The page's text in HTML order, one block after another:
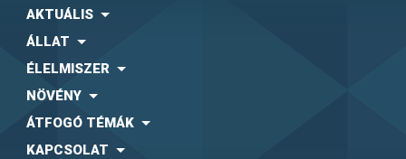
AKTUÁLIS
ÁLLAT
ÉLELMISZER
NÖVÉNY
ÁTFOGÓ TÉMÁK
KAPCSOLAT